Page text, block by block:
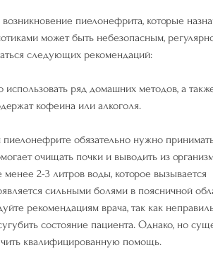
пиелонефрита, которые
может быть небезопасным,
следующих рекомендаций:
ряд домашних методов, а
кофеина или алкоголя.
обязательно нужно
очищать почки и выводить из
менее 2-3 литров воды, которое вызывается
сильными болями в поясничной
рекомендациям врача, так как
состояние пациента. Однако, но
квалифицированную помощь.